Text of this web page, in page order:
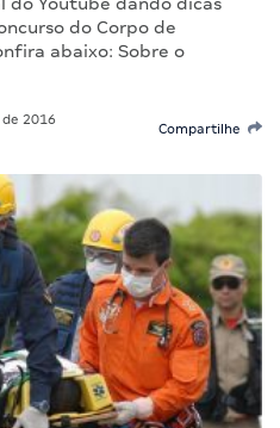
do Corpo de
abaixo: Sobre o
2016
Compartilhe